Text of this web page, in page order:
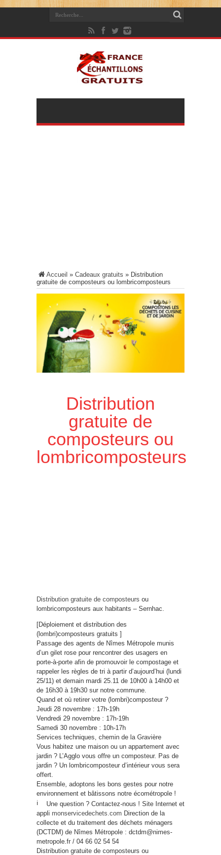
Accueil » Cadeaux gratuits » Distribution
gratuite de composteurs ou lombricomposteurs
Distribution
gratuite de
composteurs ou
lombricomposteurs
Distribution gratuite de composteurs ou
lombricomposteurs aux habitants – Sernhac.
[Déploiement et distribution des
(lombri)composteurs gratuits ]
Passage des agents de Nîmes Métropole munis
d’un gilet rose pour rencontrer des usagers en
porte-à-porte afin de promouvoir le compostage et
rappeler les règles de tri à partir d’aujourd’hui (lundi
25/11) et demain mardi 25.11 de 10h00 à 14h00 et
de 16h30 à 19h30 sur notre commune.
Quand et où retirer votre (lombri)composteur ?
Jeudi 28 novembre : 17h-19h
Vendredi 29 novembre : 17h-19h
Samedi 30 novembre : 10h-17h
Services techniques, chemin de la Gravière
Vous habitez une maison ou un appartement avec
jardin ? L’Agglo vous offre un composteur. Pas de
jardin ? Un lombricomposteur d’intérieur vous sera
offert.
Ensemble, adoptons les bons gestes pour notre
environnement et bâtissons notre écométropole !
Une question ? Contactez-nous ! Site Internet et
appli monservicedechets.com Direction de la
collecte et du traitement des déchets ménagers
(DCTDM) de Nîmes Métropole : dctdm@nimes-
metropole.fr / 04 66 02 54 54
Distribution gratuite de composteurs ou